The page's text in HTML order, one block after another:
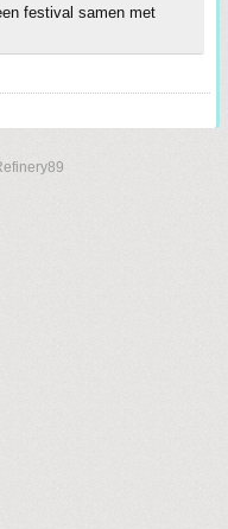
festival samen met